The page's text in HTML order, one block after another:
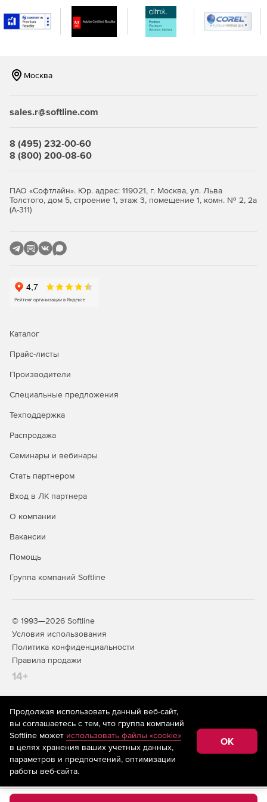
Москва
sales.r@softline.com
8 (495) 232-00-60
8 (800) 200-08-60
ПАО «Софтлайн». Юр. адрес: 119021, г. Москва, ул. Льва
Толстого, дом 5, строение 1, этаж 3, помещение 1, комн. № 2, 2а
(А-311)
Каталог
Прайс-листы
Производители
Специальные предложения
Техподдержка
Распродажа
Семинары и вебинары
Стать партнером
Вход в ЛК партнера
О компании
Вакансии
Помощь
Группа компаний Softline
© 1993—2026 Softline
Условия использования
Политика конфиденциальности
Правила продажи
14+
На информационном ресурсе store.softline.ru применяются
рекомендательные технологии(информационные технологии
предоставления информации на основе сбора,
систематизации и анализа сведений, относящихся к
предпочтениям пользователей сети «Интернет»,
находящихся на территории Российской Федерации)
Продолжая использовать данный веб-сайт,
вы соглашаетесь с тем, что группа компаний
Softline может использовать файлы «cookie»
в целях хранения ваших учетных данных,
параметров и предпочтений, оптимизации
работы веб-сайта.
OK